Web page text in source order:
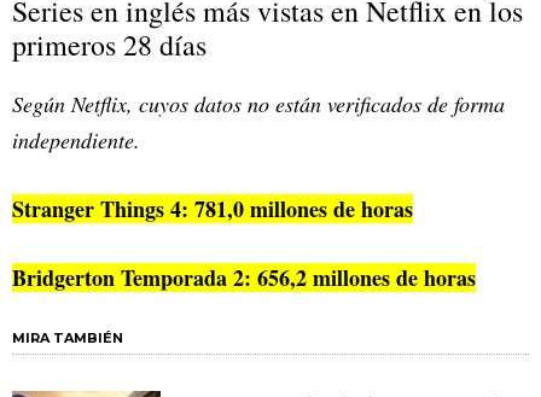
Series en inglés más vistas en Netflix en los
primeros 28 días
Según Netflix, cuyos datos no están verificados de forma
independiente.
Stranger Things 4: 781,0 millones de horas
Bridgerton Temporada 2: 656,2 millones de horas
MIRA TAMBIÉN